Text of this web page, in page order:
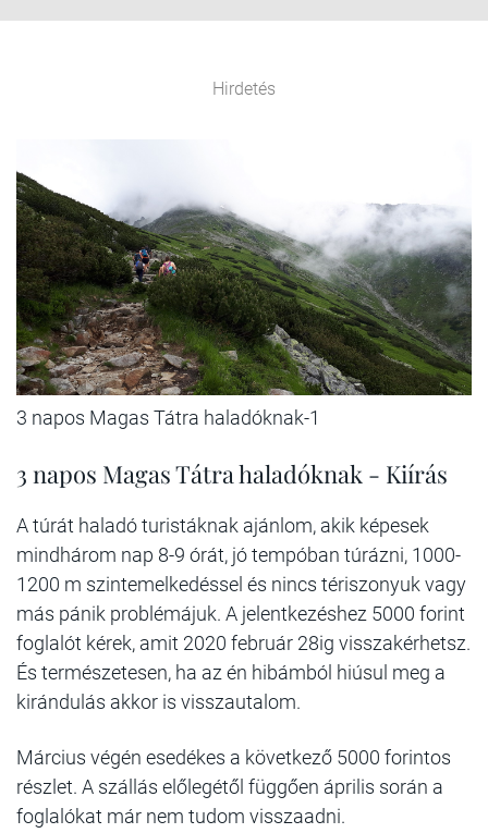
Hirdetés
3 napos Magas Tátra haladóknak-1
3 napos Magas Tátra haladóknak - Kiírás
A túrát haladó turistáknak ajánlom, akik képesek
mindhárom nap 8-9 órát, jó tempóban túrázni, 1000-
1200 m szintemelkedéssel és nincs tériszonyuk vagy
más pánik problémájuk. A jelentkezéshez 5000 forint
foglalót kérek, amit 2020 február 28ig visszakérhetsz.
És természetesen, ha az én hibámból hiúsul meg a
kirándulás akkor is visszautalom.
Március végén esedékes a következő 5000 forintos
részlet. A szállás előlegétől függően április során a
foglalókat már nem tudom visszaadni.